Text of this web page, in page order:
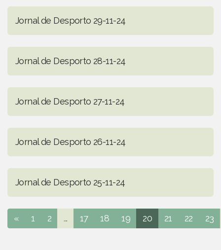
Jornal de Desporto 29-11-24
Jornal de Desporto 28-11-24
Jornal de Desporto 27-11-24
Jornal de Desporto 26-11-24
Jornal de Desporto 25-11-24
« 1 2 ... 17 18 19 20 21 22 23